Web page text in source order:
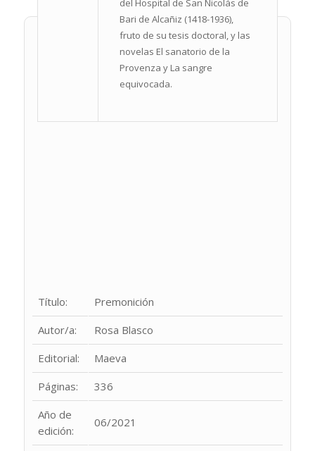
del Hospital de San Nicolás de
Bari de Alcañiz (1418-1936),
fruto de su tesis doctoral, y las
novelas El sanatorio de la
Provenza y La sangre
equivocada.
Título:
Premonición
Autor/a:
Rosa Blasco
Editorial:
Maeva
Páginas:
336
Año de
edición:
06/2021